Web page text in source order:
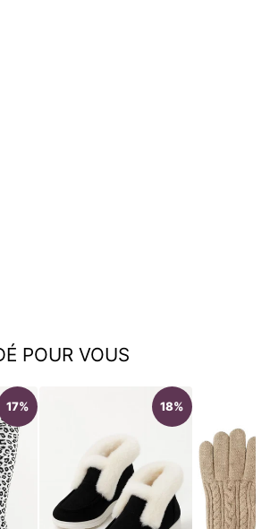
POUR VOUS
17% 18%